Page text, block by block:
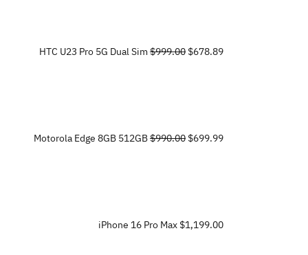
HTC U23 Pro 5G Dual Sim$999.00$678.89
Motorola Edge 8GB 512GB$990.00$699.99
iPhone 16 Pro Max$1,199.00